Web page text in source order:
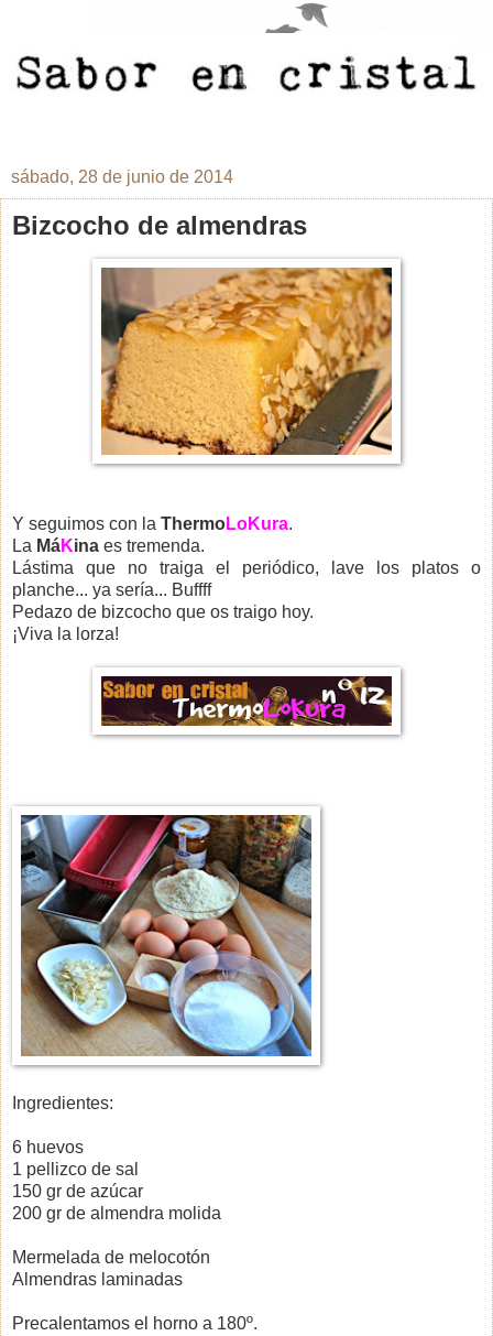
sábado, 28 de junio de 2014
Bizcocho de almendras
Y seguimos con la ThermoLoKura.
La MáKina es tremenda.
Lástima que no traiga el periódico, lave los platos o
planche... ya sería... Buffff
Pedazo de bizcocho que os traigo hoy.
¡Viva la lorza!
Ingredientes:
6 huevos
1 pellizco de sal
150 gr de azúcar
200 gr de almendra molida
Mermelada de melocotón
Almendras laminadas
Precalentamos el horno a 180º.